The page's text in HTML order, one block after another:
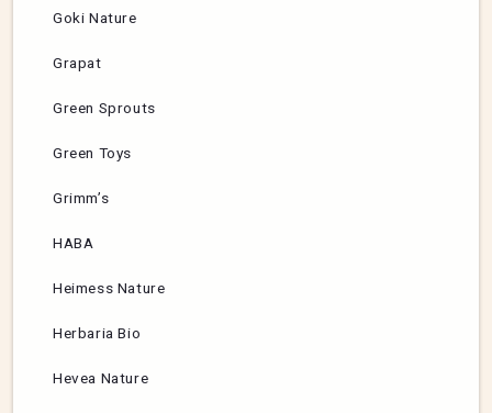
Goki Nature
Grapat
Green Sprouts
Green Toys
Grimm’s
HABA
Heimess Nature
Herbaria Bio
Hevea Nature